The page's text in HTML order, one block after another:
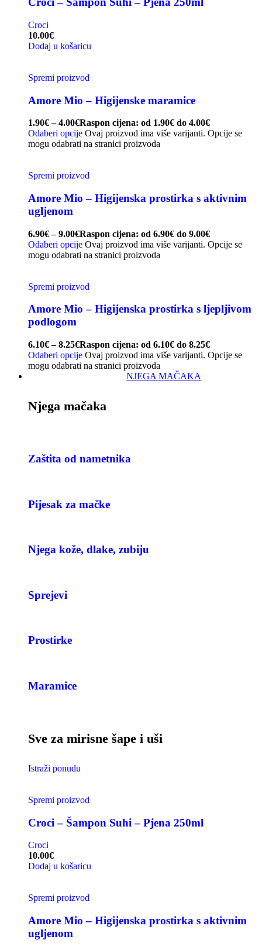
Croci
10.00€
Dodaj u košaricu
Spremi proizvod
Amore Mio – Higijenske maramice
1.90€ – 4.00€Raspon cijena: od 1.90€ do 4.00€
Odaberi opcije Ovaj proizvod ima više varijanti. Opcije se
mogu odabrati na stranici proizvoda
Spremi proizvod
Amore Mio – Higijenska prostirka s aktivnim
ugljenom
6.90€ – 9.00€Raspon cijena: od 6.90€ do 9.00€
Odaberi opcije Ovaj proizvod ima više varijanti. Opcije se
mogu odabrati na stranici proizvoda
Spremi proizvod
Amore Mio – Higijenska prostirka s ljepljivom
podlogom
6.10€ – 8.25€Raspon cijena: od 6.10€ do 8.25€
Odaberi opcije Ovaj proizvod ima više varijanti. Opcije se
mogu odabrati na stranici proizvoda
NJEGA MAČAKA
Njega mačaka
Zaštita od nametnika
Pijesak za mačke
Njega kože, dlake, zubiju
Sprejevi
Prostirke
Maramice
Sve za mirisne šape i uši
Istraži ponudu
Spremi proizvod
Croci – Šampon Suhi – Pjena 250ml
Croci
10.00€
Dodaj u košaricu
Spremi proizvod
Amore Mio – Higijenska prostirka s aktivnim
ugljenom